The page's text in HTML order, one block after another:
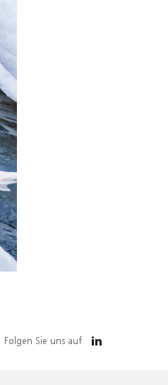
Folgen Sie uns auf